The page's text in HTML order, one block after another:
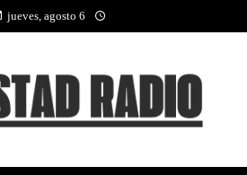
jueves, agosto 6